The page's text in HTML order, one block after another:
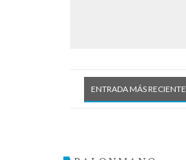
ENTRADA MÁS RECIENTE